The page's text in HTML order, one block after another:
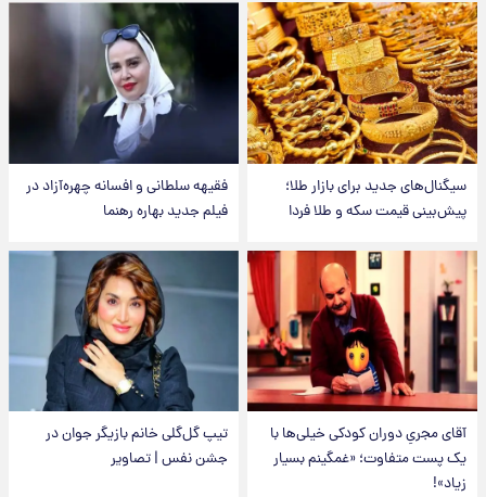
سیگنال‌های جدید برای بازار طلا؛
پیش‌بینی قیمت سکه و طلا فردا
فقیهه سلطانی و افسانه چهره‌آزاد در
فیلم جدید بهاره رهنما
آقای مجریِ دوران کودکی خیلی‌ها با
یک پست متفاوت؛ «غمگینم بسیار
زیاد»!
تیپ گل‌گلی خانم بازیگر جوان در
جشن نفس | تصاویر